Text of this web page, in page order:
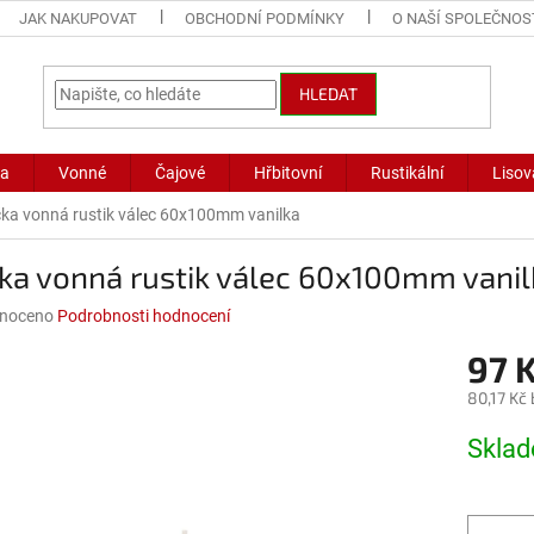
JAK NAKUPOVAT OBCHODNÍ PODMÍNKY O NAŠÍ
HLEDAT
Vonné Čajové Hřbitovní Rustikální
vonná rustik válec 60x100mm vanilka
vonná rustik válec 60x100mm
Podrobnosti hodnocení
97
80,17 Kč
cena: